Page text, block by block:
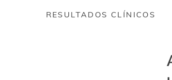
RESULTADOS CLÍNICOS